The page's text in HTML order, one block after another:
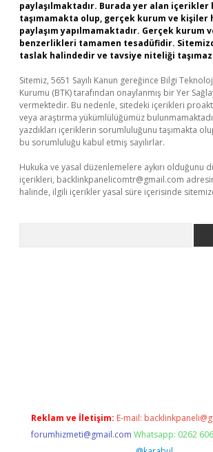
paylaşılmaktadır. Burada yer alan
taşımamakta olup, gerçek kurum ve kişiler
paylaşım yapılmamaktadır. Gerçek kurum
benzerlikleri tamamen tesadüfidir.
taslak halindedir ve tavsiye niteliği
Sitemiz, 5651 Sayılı Kanun gereğince Bilgi
Kurumu (BTK) tarafından onaylanmış bir Yer
vermektedir. Bu nedenle, sitedeki içerikleri
veya araştırma yükümlülüğümüz
yazdıkları içeriklerin sorumluluğunu taşımakta
bu sorumluluğu kabul etmiş sayılırlar.
Hukuka ve yasal düzenlemelere aykırı olduğunu
içerikleri, backlinkpanelicomtr@gmail.com
halinde, ilgili içerikler yasal süre içerisinde
Reklam ve İletişim: E-mail:
forumhizmeti@gmail.com Whatsapp: 0262